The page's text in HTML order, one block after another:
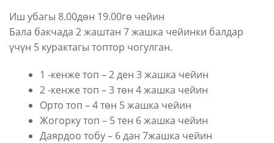
Иш убагы 8.00дөн 19.00гө чейин
Бала бакчада 2 жаштан 7 жашка чейинки балдар
үчүн 5 курактагы топтор чогулган.
1 -кенже топ – 2 ден 3 жашка чейин
2 -кенже топ – 3 төн 4 жашка чейин
Орто топ – 4 төн 5 жашка чейин
Жогорку топ – 5 тен 6 жашка чейин
Даярдоо тобу – 6 дан 7жашка чейин